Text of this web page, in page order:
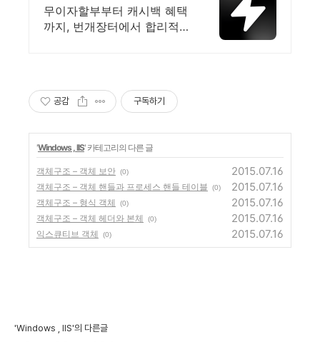
대 브랜드 중고거래
무이자할부부터 캐시백 혜택
까지, 번개장터에서 합리적으
신규 상품 업로드
공감 구독하기
'Windows , IIS' 카테고리의 다른 글
객체구조 – 객체 보안 (0) 2015.07.16
객체구조 – 객체 핸들과 프로세스 핸들 테이블 (0) 2015.07.16
객체구조 – 형식 객체 (0) 2015.07.16
객체구조 – 객체 헤더와 본체 (0) 2015.07.16
익스큐티브 객체 (0) 2015.07.16
'Windows , IIS'의 다른글